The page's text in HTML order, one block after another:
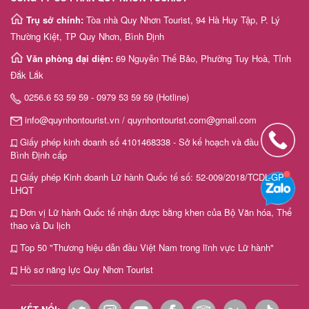
Trụ sở chính: Tòa nhà Quy Nhơn Tourist, 94 Hà Huy Tập, P. Lý
Thường Kiệt, TP Quy Nhơn, Bình Định
Văn phòng đại diện: 69 Nguyễn Thế Bảo, Phường Tuy Hoà, Tỉnh
Đắk Lắk
0256.6 53 59 59 - 0979 53 59 59 (Hotline)
info@quynhontourist.vn / quynhontourist.com@gmail.com
Giấy phép kinh doanh số 4101468338 - Sở kế hoạch và đầu tư tỉnh
Bình Định cấp
Giấy phép Kinh doanh Lữ hành Quốc tế số: 52-009/2018/TCDL-GP
LHQT
Đơn vị Lữ hành Quốc tế nhận được bằng khen của Bộ Văn hóa, Thể
thao và Du lịch
Top 50 "Thương hiệu dẫn đầu Việt Nam trong lĩnh vực Lữ hành"
Hồ sơ năng lực Quy Nhơn Tourist